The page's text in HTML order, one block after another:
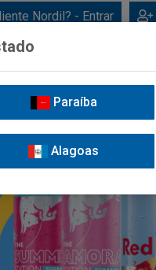
Nordil? - Entrar
Paraíba
Alagoas